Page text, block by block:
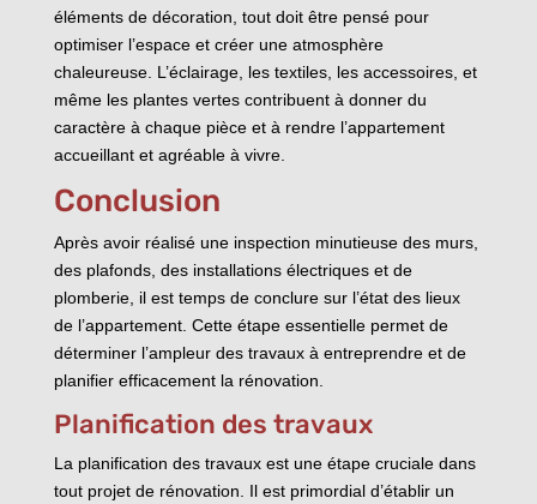
éléments de décoration, tout doit être pensé pour
optimiser l’espace et créer une atmosphère
chaleureuse. L’éclairage, les textiles, les accessoires, et
même les plantes vertes contribuent à donner du
caractère à chaque pièce et à rendre l’appartement
accueillant et agréable à vivre.
Conclusion
Après avoir réalisé une inspection minutieuse des murs,
des plafonds, des installations électriques et de
plomberie, il est temps de conclure sur l’état des lieux
de l’appartement. Cette étape essentielle permet de
déterminer l’ampleur des travaux à entreprendre et de
planifier efficacement la rénovation.
Planification des travaux
La planification des travaux est une étape cruciale dans
tout projet de rénovation. Il est primordial d’établir un